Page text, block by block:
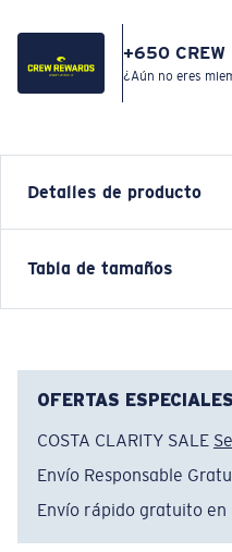
+650 CREW
¿Aún no eres
Detalles de producto
Relaxed and effortless,
function and
Artículo n.°:FQA401342-
Color: Eucalyptus
Tabla de tamaños
OFERTAS ESPECIALES
COSTA CLARITY SALE
Envío Responsable
Envío rápido gratuito en